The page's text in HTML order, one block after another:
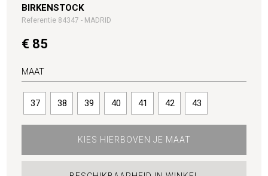
BIRKENSTOCK
Referentie 84347 - MADRID
€ 85
MAAT
37 38 39 40 41 42 43
KIES HIERBOVEN JE MAAT